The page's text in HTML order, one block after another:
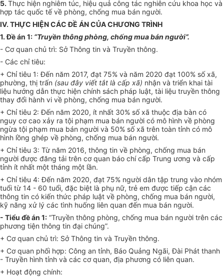
5. Thực hiện nghiêm túc, hiệu quả công tác nghiên cứu khoa học và
hợp tác quốc tế về phòng, chống mua bán người.
IV. THỰC HIỆN CÁC ĐỀ ÁN CỦA CHƯƠNG TRÌNH
1.Đề án 1: “Truyền thông phòng, chống mua bán người”.
- Cơ quan chủ trì: Sở Thông tin và Truyền thông.
- Các chỉ tiêu:
+ Chỉ tiêu 1: Đến năm 2017, đạt 75% và năm 2020 đạt 100% số xã,
phường, thị trấn (sau đây viết tắt là cấp xã) nhận và triển khai tài
liệu hướng dẫn thực hiện chính sách pháp luật, tài liệu truyền thông
thay đổi hành vi về phòng, chống mua bán người.
+ Chỉ tiêu 2: Đến năm 2020, ít nhất 30% số xã thuộc địa bàn có
nguy cơ cao xảy ra tội phạm mua bán người có mô hình về phòng
ngừa tội phạm mua bán người và 50% sốxã trên toàn tỉnh có mô
hình lồng ghép về phòng, chống mua bán người.
+ Chỉ tiêu 3: Từ năm 2016, thông tin về phòng, chống mua bán
người được đăng tải trên cơ quan báo chí cấp Trung ương và cấp
tỉnh ít nhất một tháng một lần.
+ Chỉ tiêu 4: Đến năm 2020, đạt 75% người dân tập trung vào nhóm
tuổi từ 14 - 60 tuổi, đặc biệt là phụ nữ, trẻ em được tiếp cận các
thông tin có kiến thức pháp luật về phòng, chống mua bán người,
kỹ năng xử lý các tình huống liên quan đến mua bán người.
- Tiểu đề án 1: “Truyền thông phòng, chống mua bán người trên các
phương tiện thông tin đại chúng”.
+ Cơ quan chủ trì: Sở Thông tin và Truyền thông.
+ Cơ quan phối hợp: Công an tỉnh, Báo Quảng Ngãi, Đài Phát thanh
- Truyền hình tỉnh và các cơ quan, địa phương có liên quan.
+ Hoạt động chính: